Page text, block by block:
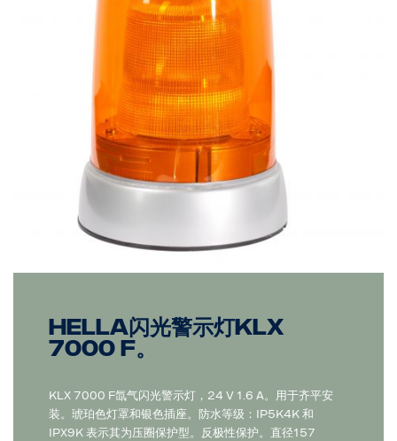
Hella闪光警示灯KLX
7000 F。
KLX 7000 F氙气闪光警示灯，24 V 1.6 A。用于齐平安
装。琥珀色灯罩和银色插座。防水等级：IP5K4K 和
IPX9K 表示其为压圈保护型。反极性保护。直径157